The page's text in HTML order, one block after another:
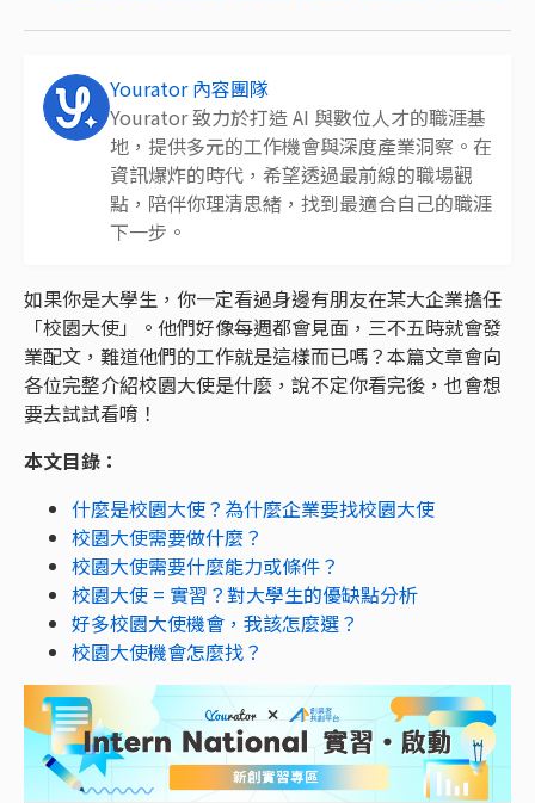
Yourator 內容團隊
Yourator 致力於打造 AI 與數位人才的職涯基
地，提供多元的工作機會與深度產業洞察。在
資訊爆炸的時代，希望透過最前線的職場觀
點，陪伴你理清思緒，找到最適合自己的職涯
下一步。
如果你是大學生，你一定看過身邊有朋友在某大企業擔任
「校園大使」。他們好像每週都會見面，三不五時就會發
業配文，難道他們的工作就是這樣而已嗎？本篇文章會向
各位完整介紹校園大使是什麼，說不定你看完後，也會想
要去試試看唷！
本文目錄：
什麼是校園大使？為什麼企業要找校園大使
校園大使需要做什麼？
校園大使需要什麼能力或條件？
校園大使 = 實習？對大學生的優缺點分析
好多校園大使機會，我該怎麼選？
校園大使機會怎麼找？